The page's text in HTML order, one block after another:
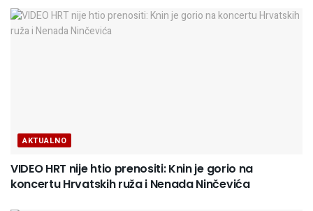
AKTUALNO
VIDEO HRT nije htio prenositi: Knin je gorio na
koncertu Hrvatskih ruža i Nenada Ninčevića